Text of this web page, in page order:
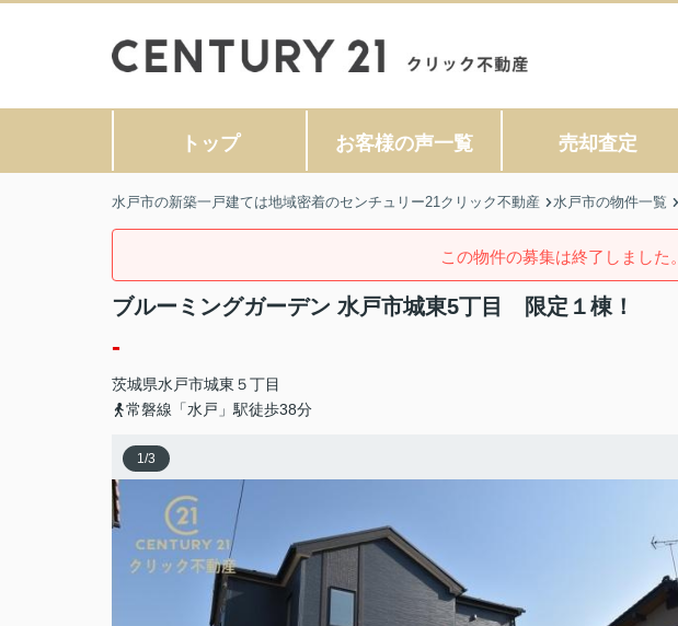
トップ お客様の声一覧 売却査定
水戸市の新築一戸建ては地域密着のセンチュリー21クリック不動産 水戸市の物件一覧
この物件の募集は終了しました。
ブルーミングガーデン 水戸市城東5丁目 限定１棟！
-
茨城県水戸市城東 ５丁目
常磐線「水戸」駅徒歩38分
1/3